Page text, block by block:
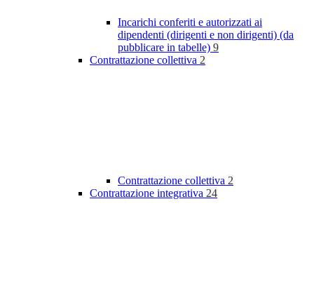
Incarichi conferiti e autorizzati ai
dipendenti (dirigenti e non dirigenti) (da
pubblicare in tabelle) 9
Contrattazione collettiva 2
Contrattazione collettiva 2
Contrattazione integrativa 24